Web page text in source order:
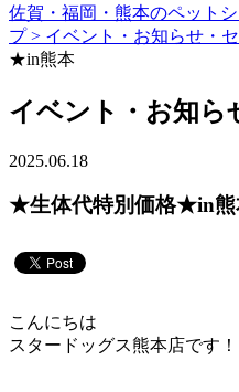
佐賀・福岡・熊本のペット
プ > イベント・お知らせ・
★in熊本
イベント・お知ら
2025.06.18
★生体代特別価格★in熊
こんにちは
スタードッグス熊本店です！